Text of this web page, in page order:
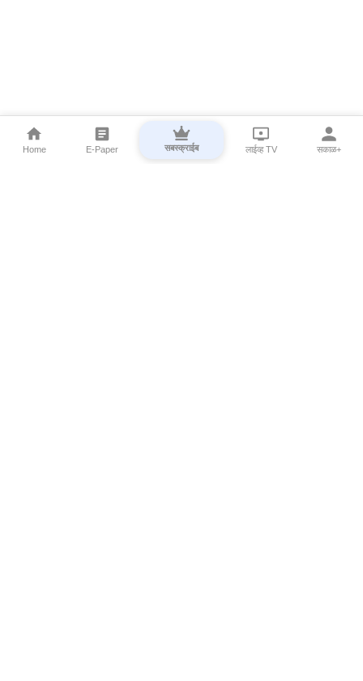
Home E-Paper सबस्क्राईब लाईव्ह TV सकाळ+